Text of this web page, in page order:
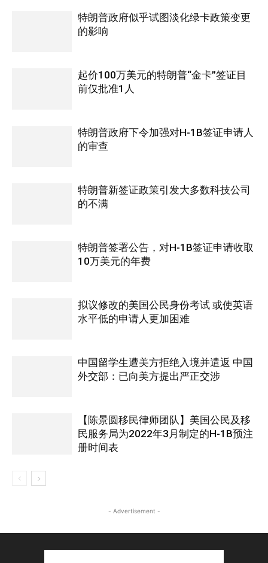
特朗普政府似乎试图淡化绿卡政策变更
的影响
起价100万美元的特朗普“金卡”签证目
前仅批准1人
特朗普政府下令加强对H-1B签证申请人
的审查
特朗普新签证政策引发大多数科技公司
的不满
特朗普签署公告，对H-1B签证申请收取
10万美元的年费
拟议修改的美国公民身份考试 或使英语
水平低的申请人更加困难
中国留学生遭美方拒绝入境并遣返 中国
外交部：已向美方提出严正交涉
【陈景圆移民律师团队】美国公民及移
民服务局为2022年3月制定的H-1B预注
册时间表
- Advertisement -